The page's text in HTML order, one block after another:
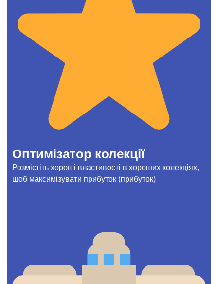
Оптимізатор колекції
Розмістіть хороші властивості в хороших колекціях,
щоб максимізувати прибуток (прибуток)